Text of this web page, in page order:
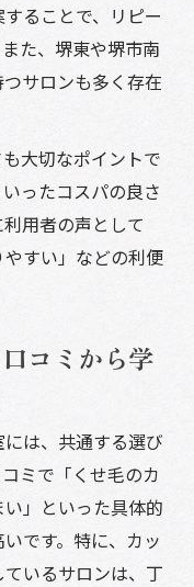
ることで、リピー
た、堺東や堺市南
サロンも多く存在
大切なポイントで
ったコスパの良さ
用者の声として
やすい」などの利便
コミから学
には、共通する選び
ミで「くせ毛のカ
」といった具体的
です。特に、カッ
いるサロンは、丁